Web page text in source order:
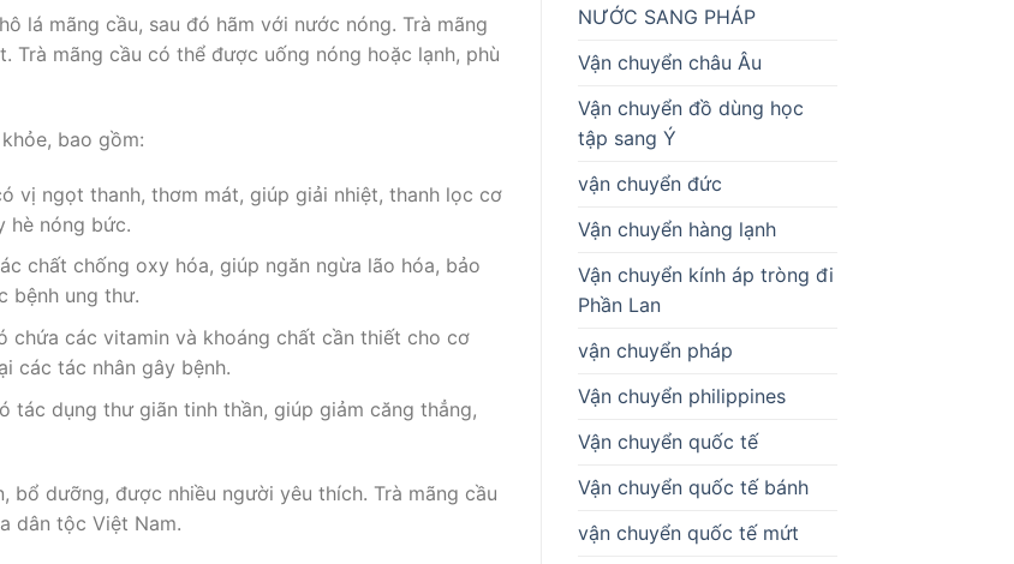
lá mãng cầu, sau đó hãm với nước nóng. Trà mãng
Trà mãng cầu có thể được uống nóng hoặc lạnh, phù
bao gồm:
vị ngọt thanh, thơm mát, giúp giải nhiệt, thanh lọc cơ
hè nóng bức.
chất chống oxy hóa, giúp ngăn ngừa lão hóa, bảo
bệnh ung thư.
chứa các vitamin và khoáng chất cần thiết cho cơ
các tác nhân gây bệnh.
tác dụng thư giãn tinh thần, giúp giảm căng thẳng,
bổ dưỡng, được nhiều người yêu thích. Trà mãng cầu
dân tộc Việt Nam.
NƯỚC SANG PHÁP
Vận chuyển châu Âu
Vận chuyển đồ dùng học
tập sang Ý
vận chuyển đức
Vận chuyển hàng lạnh
Vận chuyển kính áp tròng đi
Phần Lan
vận chuyển pháp
Vận chuyển philippines
Vận chuyển quốc tế
Vận chuyển quốc tế bánh
vận chuyển quốc tế mứt